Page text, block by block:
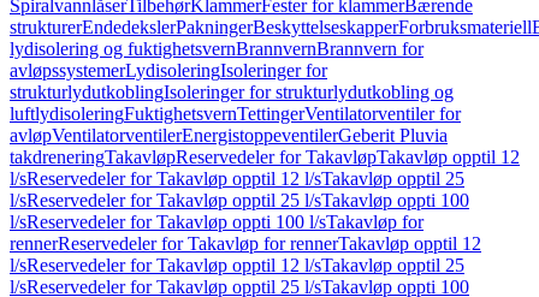
SpiralvannlåserTilbehørKlammerFester for klammerBærende
strukturerEndedekslerPakningerBeskyttelseskapperForbruksmateriell
lydisolering og fuktighetsvernBrannvernBrannvern for
avløpssystemerLydisoleringIsoleringer for
strukturlydutkoblingIsoleringer for strukturlydutkobling og
luftlydisoleringFuktighetsvernTettingerVentilatorventiler for
avløpVentilatorventilerEnergistoppeventilerGeberit Pluvia
takdreneringTakavløpReservedeler for TakavløpTakavløp opptil 12
l/sReservedeler for Takavløp opptil 12 l/sTakavløp opptil 25
l/sReservedeler for Takavløp opptil 25 l/sTakavløp oppti 100
l/sReservedeler for Takavløp oppti 100 l/sTakavløp for
rennerReservedeler for Takavløp for rennerTakavløp opptil 12
l/sReservedeler for Takavløp opptil 12 l/sTakavløp opptil 25
l/sReservedeler for Takavløp opptil 25 l/sTakavløp oppti 100